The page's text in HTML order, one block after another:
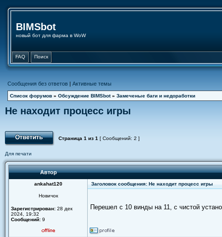
BIMSbot
новый бот для фарма в WoW
FAQ Поиск
Сообщения без ответов | Активные темы
Список форумов » Обсуждение BIMSbot» Замеченые баги и недоработки
Не находит процесс игры
Страница 1 из 1 [ Сообщений: 2 ]
Для печати
Автор
ankahat120 Заголовок сообщения: Не находит процесс игры
Новичок
Зарегистрирован: 28 дек
2024, 19:32
Сообщений: 9
Перешел с 10 винды на 11, с чистой